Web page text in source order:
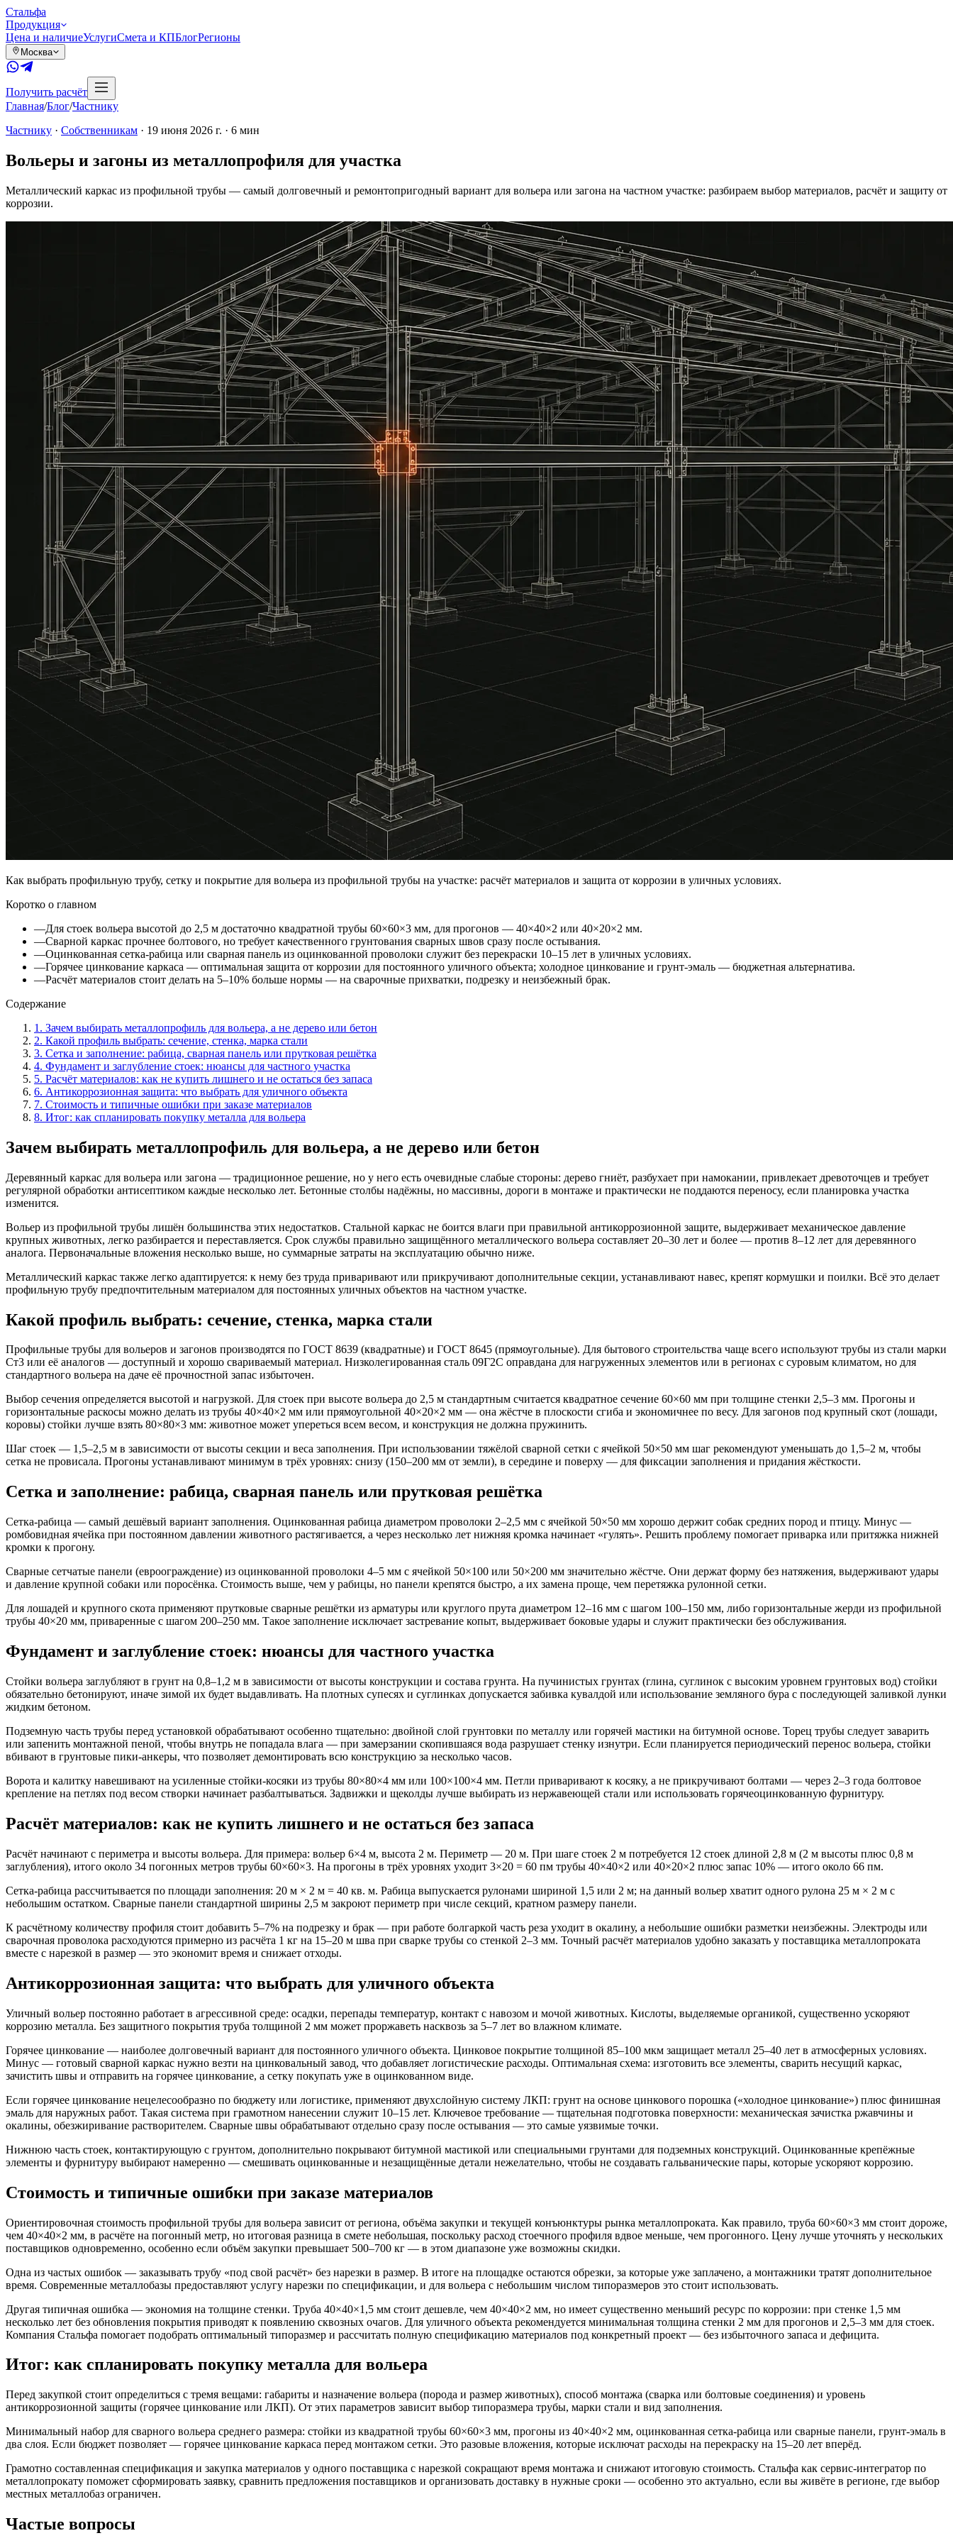
Стальфа
Продукция
Цена и наличиеУслугиСмета и КПБлогРегионы
Москва
Получить расчёт
Главная/Блог/Частнику
Частнику · Собственникам · 19 июня 2026 г. · 6 мин
Вольеры и загоны из металлопрофиля для участка
Металлический каркас из профильной трубы — самый долговечный и ремонтопригодный вариант для вольера или загона на частном участке: разбираем выбор материалов, расчёт и защиту от
коррозии.
Как выбрать профильную трубу, сетку и покрытие для вольера из профильной трубы на участке: расчёт материалов и защита от коррозии в уличных условиях.
Коротко о главном
—Для стоек вольера высотой до 2,5 м достаточно квадратной трубы 60×60×3 мм, для прогонов — 40×40×2 или 40×20×2 мм.
—Сварной каркас прочнее болтового, но требует качественного грунтования сварных швов сразу после остывания.
—Оцинкованная сетка-рабица или сварная панель из оцинкованной проволоки служит без перекраски 10–15 лет в уличных условиях.
—Горячее цинкование каркаса — оптимальная защита от коррозии для постоянного уличного объекта; холодное цинкование и грунт-эмаль — бюджетная альтернатива.
—Расчёт материалов стоит делать на 5–10% больше нормы — на сварочные прихватки, подрезку и неизбежный брак.
Содержание
1 . Зачем выбирать металлопрофиль для вольера, а не дерево или бетон
2. Какой профиль выбрать: сечение, стенка, марка стали
3. Сетка и заполнение: рабица, сварная панель или прутковая решётка
4. Фундамент и заглубление стоек: нюансы для частного участка
5. Расчёт материалов: как не купить лишнего и не остаться без запаса
6. Антикоррозионная защита: что выбрать для уличного объекта
7. Стоимость и типичные ошибки при заказе материалов
8. Итог: как спланировать покупку металла для вольера
Зачем выбирать металлопрофиль для вольера, а не дерево или бетон
Деревянный каркас для вольера или загона — традиционное решение, но у него есть очевидные слабые стороны: дерево гниёт, разбухает при намокании, привлекает древоточцев и требует
регулярной обработки антисептиком каждые несколько лет. Бетонные столбы надёжны, но массивны, дороги в монтаже и практически не поддаются переносу, если планировка участка
изменится.
Вольер из профильной трубы лишён большинства этих недостатков. Стальной каркас не боится влаги при правильной антикоррозионной защите, выдерживает механическое давление
крупных животных, легко разбирается и переставляется. Срок службы правильно защищённого металлического вольера составляет 20–30 лет и более — против 8–12 лет для деревянного
аналога. Первоначальные вложения несколько выше, но суммарные затраты на эксплуатацию обычно ниже.
Металлический каркас также легко адаптируется: к нему без труда приваривают или прикручивают дополнительные секции, устанавливают навес, крепят кормушки и поилки. Всё это делает
профильную трубу предпочтительным материалом для постоянных уличных объектов на частном участке.
Какой профиль выбрать: сечение, стенка, марка стали
Профильные трубы для вольеров и загонов производятся по ГОСТ 8639 (квадратные) и ГОСТ 8645 (прямоугольные). Для бытового строительства чаще всего используют трубы из стали марки
Ст3 или её аналогов — доступный и хорошо свариваемый материал. Низколегированная сталь 09Г2С оправдана для нагруженных элементов или в регионах с суровым климатом, но для
стандартного вольера на даче её прочностной запас избыточен.
Выбор сечения определяется высотой и нагрузкой. Для стоек при высоте вольера до 2,5 м стандартным считается квадратное сечение 60×60 мм при толщине стенки 2,5–3 мм. Прогоны и
горизонтальные раскосы можно делать из трубы 40×40×2 мм или прямоугольной 40×20×2 мм — она жёстче в плоскости сгиба и экономичнее по весу. Для загонов под крупный скот (лошади,
коровы) стойки лучше взять 80×80×3 мм: животное может упереться всем весом, и конструкция не должна пружинить.
Шаг стоек — 1,5–2,5 м в зависимости от высоты секции и веса заполнения. При использовании тяжёлой сварной сетки с ячейкой 50×50 мм шаг рекомендуют уменьшать до 1,5–2 м, чтобы
сетка не провисала. Прогоны устанавливают минимум в трёх уровнях: снизу (150–200 мм от земли), в середине и поверху — для фиксации заполнения и придания жёсткости.
Сетка и заполнение: рабица, сварная панель или прутковая решётка
Сетка-рабица — самый дешёвый вариант заполнения. Оцинкованная рабица диаметром проволоки 2–2,5 мм с ячейкой 50×50 мм хорошо держит собак средних пород и птицу. Минус —
ромбовидная ячейка при постоянном давлении животного растягивается, а через несколько лет нижняя кромка начинает «гулять». Решить проблему помогает приварка или притяжка нижней
кромки к прогону.
Сварные сетчатые панели (евроограждение) из оцинкованной проволоки 4–5 мм с ячейкой 50×100 или 50×200 мм значительно жёстче. Они держат форму без натяжения, выдерживают удары
и давление крупной собаки или поросёнка. Стоимость выше, чем у рабицы, но панели крепятся быстро, а их замена проще, чем перетяжка рулонной сетки.
Для лошадей и крупного скота применяют прутковые сварные решётки из арматуры или круглого прута диаметром 12–16 мм с шагом 100–150 мм, либо горизонтальные жерди из профильной
трубы 40×20 мм, приваренные с шагом 200–250 мм. Такое заполнение исключает застревание копыт, выдерживает боковые удары и служит практически без обслуживания.
Фундамент и заглубление стоек: нюансы для частного участка
Стойки вольера заглубляют в грунт на 0,8–1,2 м в зависимости от высоты конструкции и состава грунта. На пучинистых грунтах (глина, суглинок с высоким уровнем грунтовых вод) стойки
обязательно бетонируют, иначе зимой их будет выдавливать. На плотных супесях и суглинках допускается забивка кувалдой или использование земляного бура с последующей заливкой лунки
жидким бетоном.
Подземную часть трубы перед установкой обрабатывают особенно тщательно: двойной слой грунтовки по металлу или горячей мастики на битумной основе. Торец трубы следует заварить
или запенить монтажной пеной, чтобы внутрь не попадала влага — при замерзании скопившаяся вода разрушает стенку изнутри. Если планируется периодический перенос вольера, стойки
вбивают в грунтовые пики-анкеры, что позволяет демонтировать всю конструкцию за несколько часов.
Ворота и калитку навешивают на усиленные стойки-косяки из трубы 80×80×4 мм или 100×100×4 мм. Петли приваривают к косяку, а не прикручивают болтами — через 2–3 года болтовое
крепление на петлях под весом створки начинает разбалтываться. Задвижки и щеколды лучше выбирать из нержавеющей стали или использовать горячеоцинкованную фурнитуру.
Расчёт материалов: как не купить лишнего и не остаться без запаса
Расчёт начинают с периметра и высоты вольера. Для примера: вольер 6×4 м, высота 2 м. Периметр — 20 м. При шаге стоек 2 м потребуется 12 стоек длиной 2,8 м (2 м высоты плюс 0,8 м
заглубления), итого около 34 погонных метров трубы 60×60×3. На прогоны в трёх уровнях уходит 3×20 = 60 пм трубы 40×40×2 или 40×20×2 плюс запас 10% — итого около 66 пм.
Сетка-рабица рассчитывается по площади заполнения: 20 м × 2 м = 40 кв. м. Рабица выпускается рулонами шириной 1,5 или 2 м; на данный вольер хватит одного рулона 25 м × 2 м с
небольшим остатком. Сварные панели стандартной ширины 2,5 м закроют периметр при числе секций, кратном размеру панели.
К расчётному количеству профиля стоит добавить 5–7% на подрезку и брак — при работе болгаркой часть реза уходит в окалину, а небольшие ошибки разметки неизбежны. Электроды или
сварочная проволока расходуются примерно из расчёта 1 кг на 15–20 м шва при сварке трубы со стенкой 2–3 мм. Точный расчёт материалов удобно заказать у поставщика металлопроката
вместе с нарезкой в размер — это экономит время и снижает отходы.
Антикоррозионная защита: что выбрать для уличного объекта
Уличный вольер постоянно работает в агрессивной среде: осадки, перепады температур, контакт с навозом и мочой животных. Кислоты, выделяемые органикой, существенно ускоряют
коррозию металла. Без защитного покрытия труба толщиной 2 мм может проржаветь насквозь за 5–7 лет во влажном климате.
Горячее цинкование — наиболее долговечный вариант для постоянного уличного объекта. Цинковое покрытие толщиной 85–100 мкм защищает металл 25–40 лет в атмосферных условиях.
Минус — готовый сварной каркас нужно везти на цинковальный завод, что добавляет логистические расходы. Оптимальная схема: изготовить все элементы, сварить несущий каркас,
зачистить швы и отправить на горячее цинкование, а сетку покупать уже в оцинкованном виде.
Если горячее цинкование нецелесообразно по бюджету или логистике, применяют двухслойную систему ЛКП: грунт на основе цинкового порошка («холодное цинкование») плюс финишная
эмаль для наружных работ. Такая система при грамотном нанесении служит 10–15 лет. Ключевое требование — тщательная подготовка поверхности: механическая зачистка ржавчины и
окалины, обезжиривание растворителем. Сварные швы обрабатывают отдельно сразу после остывания — это самые уязвимые точки.
Нижнюю часть стоек, контактирующую с грунтом, дополнительно покрывают битумной мастикой или специальными грунтами для подземных конструкций. Оцинкованные крепёжные
элементы и фурнитуру выбирают намеренно — смешивать оцинкованные и незащищённые детали нежелательно, чтобы не создавать гальванические пары, которые ускоряют коррозию.
Стоимость и типичные ошибки при заказе материалов
Ориентировочная стоимость профильной трубы для вольера зависит от региона, объёма закупки и текущей конъюнктуры рынка металлопроката. Как правило, труба 60×60×3 мм стоит дороже,
чем 40×40×2 мм, в расчёте на погонный метр, но итоговая разница в смете небольшая, поскольку расход стоечного профиля вдвое меньше, чем прогонного. Цену лучше уточнять у нескольких
поставщиков одновременно, особенно если объём закупки превышает 500–700 кг — в этом диапазоне уже возможны скидки.
Одна из частых ошибок — заказывать трубу «под свой расчёт» без нарезки в размер. В итоге на площадке остаются обрезки, за которые уже заплачено, а монтажники тратят дополнительное
время. Современные металлобазы предоставляют услугу нарезки по спецификации, и для вольера с небольшим числом типоразмеров это стоит использовать.
Другая типичная ошибка — экономия на толщине стенки. Труба 40×40×1,5 мм стоит дешевле, чем 40×40×2 мм, но имеет существенно меньший ресурс по коррозии: при стенке 1,5 мм
несколько лет без обновления покрытия приводят к появлению сквозных очагов. Для уличного объекта рекомендуется минимальная толщина стенки 2 мм для прогонов и 2,5–3 мм для стоек.
Компания Стальфа помогает подобрать оптимальный типоразмер и рассчитать полную спецификацию материалов под конкретный проект — без избыточного запаса и дефицита.
Итог: как спланировать покупку металла для вольера
Перед закупкой стоит определиться с тремя вещами: габариты и назначение вольера (порода и размер животных), способ монтажа (сварка или болтовые соединения) и уровень
антикоррозионной защиты (горячее цинкование или ЛКП). От этих параметров зависит выбор типоразмера трубы, марки стали и вид заполнения.
Минимальный набор для сварного вольера среднего размера: стойки из квадратной трубы 60×60×3 мм, прогоны из 40×40×2 мм, оцинкованная сетка-рабица или сварные панели, грунт-эмаль в
два слоя. Если бюджет позволяет — горячее цинкование каркаса перед монтажом сетки. Это разовые вложения, которые исключат расходы на перекраску на 15–20 лет вперёд.
Грамотно составленная спецификация и закупка материалов у одного поставщика с нарезкой сокращают время монтажа и снижают итоговую стоимость. Стальфа как сервис-интегратор по
металлопрокату поможет сформировать заявку, сравнить предложения поставщиков и организовать доставку в нужные сроки — особенно это актуально, если вы живёте в регионе, где выбор
местных металлобаз ограничен.
Частые вопросы